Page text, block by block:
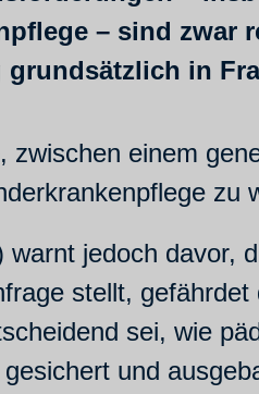
– sind zwar
in
einem
zu
jedoch davor,
stellt,
sei, wie
und